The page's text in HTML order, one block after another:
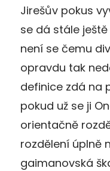
Jirešův pokus
se dá stále
není se čemu
opravdu tak
definice zdá na
pokud už se ji
orientačně
rozdělení úplně
gaimanovská